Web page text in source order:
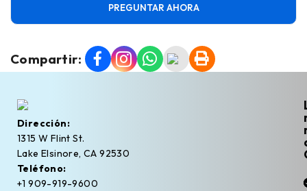
PREGUNTAR AHORA
Compartir:
Dirección:
1315 W Flint St.
Lake Elsinore, CA 92530
Teléfono:
+1 909-919-9600